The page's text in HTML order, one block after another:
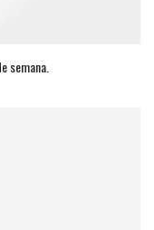
semana.